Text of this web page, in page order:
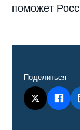
поможет
Поделиться